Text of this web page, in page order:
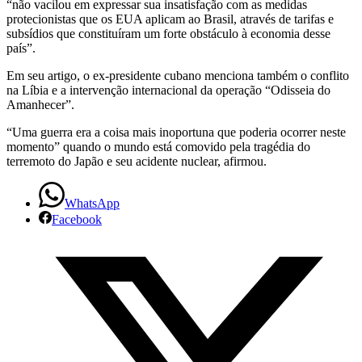
“não vacilou em expressar sua insatisfação com as medidas
protecionistas que os EUA aplicam ao Brasil, através de tarifas e
subsídios que constituíram um forte obstáculo à economia desse
país”.
Em seu artigo, o ex-presidente cubano menciona também o conflito
na Líbia e a intervenção internacional da operação “Odisseia do
Amanhecer”.
“Uma guerra era a coisa mais inoportuna que poderia ocorrer neste
momento” quando o mundo está comovido pela tragédia do
terremoto do Japão e seu acidente nuclear, afirmou.
WhatsApp
Facebook